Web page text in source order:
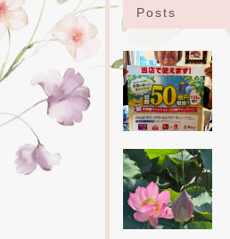
Posts